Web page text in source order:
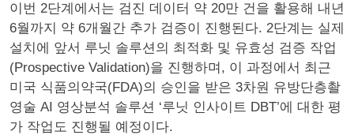
이번 2단계에서는 검진 데이터 약 20만 건을 활용해 내년
6월까지 약 6개월간 추가 검증이 진행된다. 2단계는 실제
설치에 앞서 루닛 솔루션의 최적화 및 유효성 검증 작업
(Prospective Validation)을 진행하며, 이 과정에서 최근
미국 식품의약국(FDA)의 승인을 받은 3차원 유방단층촬
영술 AI 영상분석 솔루션 ‘루닛 인사이트 DBT’에 대한 평
가 작업도 진행될 예정이다.